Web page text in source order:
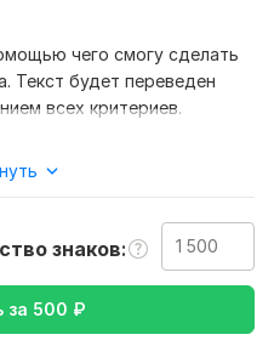
чего смогу сделать
Текст будет переведен
всех критериев.
желательно в виде
Образование и наука,
и путешествия,
знаков
за 500 ₽